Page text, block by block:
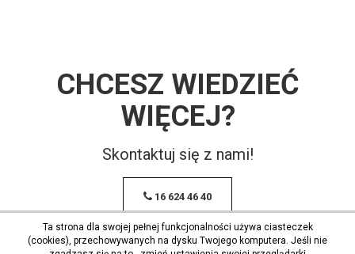
CHCESZ WIEDZIEĆ
WIĘCEJ?
Skontaktuj się z nami!
16 624 46 40
Ta strona dla swojej pełnej funkcjonalności używa ciasteczek
(cookies), przechowywanych na dysku Twojego komputera. Jeśli nie